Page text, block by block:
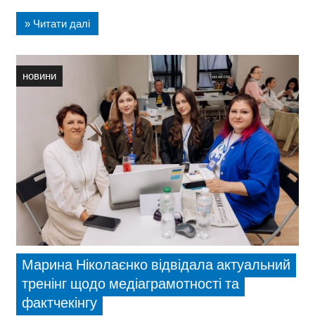
» Читати далі
новини
Марина Ніколаєнко відвідала актуальний
тренінг щодо медіаграмотності та
фактчекінгу